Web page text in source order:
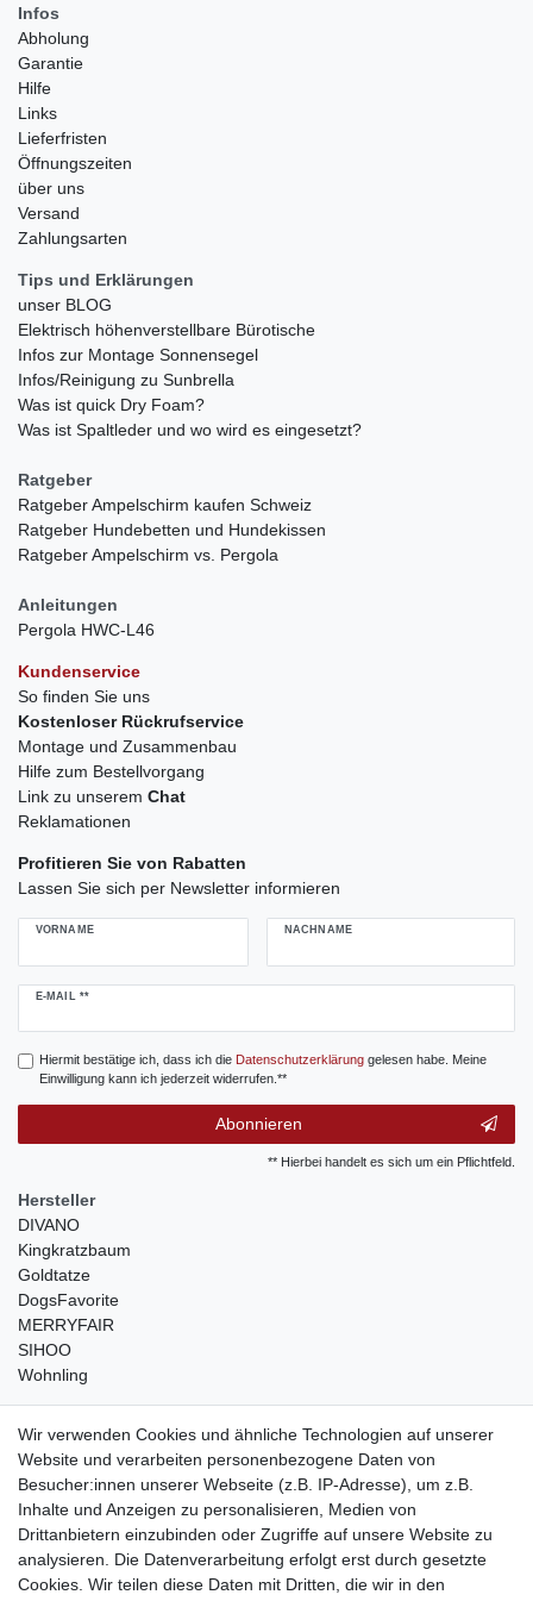
Infos
Abholung
Garantie
Hilfe
Links
Lieferfristen
Öffnungszeiten
über uns
Versand
Zahlungsarten
Tips und Erklärungen
unser BLOG
Elektrisch höhenverstellbare Bürotische
Infos zur Montage Sonnensegel
Infos/Reinigung zu Sunbrella
Was ist quick Dry Foam?
Was ist Spaltleder und wo wird es eingesetzt?
Ratgeber
Ratgeber Ampelschirm kaufen Schweiz
Ratgeber Hundebetten und Hundekissen
Ratgeber Ampelschirm vs. Pergola
Anleitungen
Pergola HWC-L46
Kundenservice
So finden Sie uns
Kostenloser Rückrufservice
Montage und Zusammenbau
Hilfe zum Bestellvorgang
Link zu unserem Chat
Reklamationen
Profitieren Sie von Rabatten
Lassen Sie sich per Newsletter informieren
VORNAME NACHNAME
E-MAIL **
Newsletter
Hiermit bestätige ich, dass ich die Daten­schutz­erklärunggelesen habe. Meine
Einwilligung kann ich jederzeit widerrufen.**
Abonnieren
** Hierbei handelt es sich um ein Pflichtfeld.
Hersteller
DIVANO
Kingkratzbaum
Goldtatze
DogsFavorite
MERRYFAIR
SIHOO
Wohnling
weitere Shops
traumlampen- Lampen und Kronleuchter
kinderwagencenter- Exklusive und günstige Kinderwagen
gastrogeraete24- alles für Gastronomie und Imbiss
soziale Medien
Facebook
Wir verwenden Cookies und ähnliche Technologien auf unserer
Website und verarbeiten personenbezogene Daten von
Besucher:innen unserer Webseite (z.B. IP-Adresse), um z.B.
Inhalte und Anzeigen zu personalisieren, Medien von
Drittanbietern einzubinden oder Zugriffe auf unsere Website zu
analysieren. Die Datenverarbeitung erfolgt erst durch gesetzte
Cookies. Wir teilen diese Daten mit Dritten, die wir in den